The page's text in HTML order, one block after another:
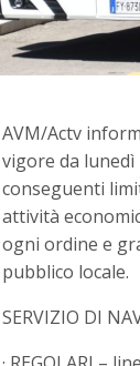
AVM/Actv
vigore da lunedì
conseguenti
attività
ogni ordine e
pubblico locale.
SERVIZIO DI